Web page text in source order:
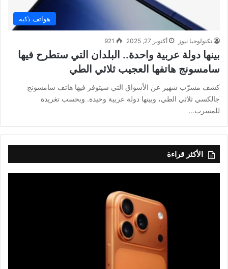
هواتف ذكية
تكنولوجيا نيوز أكتوبر 27, 2025 921
بينها دولة عربية واحدة.. البلدان التي ستطرح فيها
سامسونج هاتفها العجيب ثلاثي الطي
كشف مسرّب شهير عن الأسواق التي سيتوفر فيها هاتف سامسونج
جالكسي ثلاثي الطي، وبينها دولة عربية وحيدة. وبحسب تغريدة
للمسرب…
الأكثر قراءة